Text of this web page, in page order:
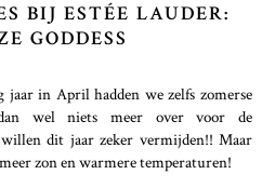
BIJ ESTÉE LAUDER:
GODDESS
in April hadden we zelfs zomerse
wel niets meer over voor de
dit jaar zeker vermijden!! Maar
zon en warmere temperaturen!